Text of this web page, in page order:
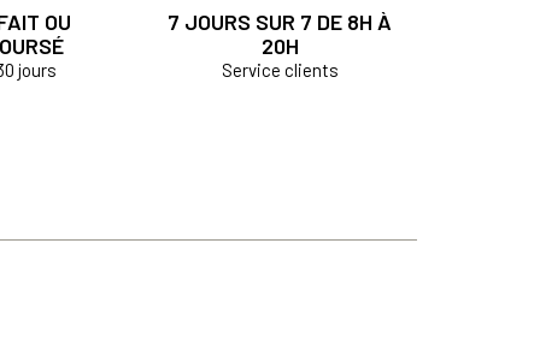
OU
jours
7 JOURS SUR 7 DE 8H À
20H
Service clients